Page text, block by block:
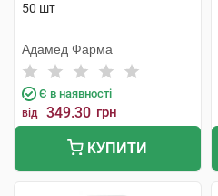
50 шт
Адамед Фарма
Є в наявності
від 349.30 грн
КУПИТИ